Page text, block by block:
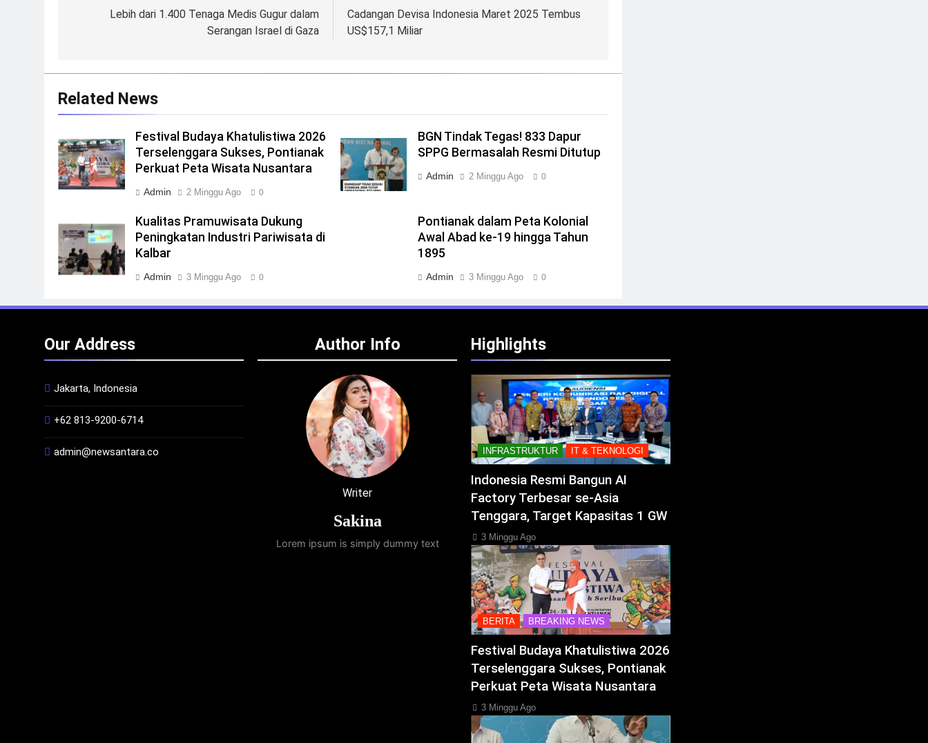
Lebih dari 1.400 Tenaga Medis Gugur dalam
Serangan Israel di Gaza
Cadangan Devisa Indonesia Maret 2025 Tembus
US$157,1 Miliar
Related News
Festival Budaya Khatulistiwa 2026
Terselenggara Sukses, Pontianak
Perkuat Peta Wisata Nusantara
Admin 2 Minggu Ago 0
BGN Tindak Tegas! 833 Dapur
SPPG Bermasalah Resmi Ditutup
Admin 2 Minggu Ago 0
Kualitas Pramuwisata Dukung
Peningkatan Industri Pariwisata di
Kalbar
Admin 3 Minggu Ago 0
Pontianak dalam Peta Kolonial
Awal Abad ke-19 hingga Tahun
1895
Admin 3 Minggu Ago 0
Our Address
Jakarta, Indonesia
+62 813-9200-6714
admin@newsantara.co
Author Info
Writer
Sakina
Lorem ipsum is simply dummy text
Highlights
INFRASTRUKTUR IT & TEKNOLOGI
Indonesia Resmi Bangun AI
Factory Terbesar se-Asia
Tenggara, Target Kapasitas 1 GW
3 Minggu Ago
BERITA BREAKING NEWS
Festival Budaya Khatulistiwa 2026
Terselenggara Sukses, Pontianak
Perkuat Peta Wisata Nusantara
3 Minggu Ago